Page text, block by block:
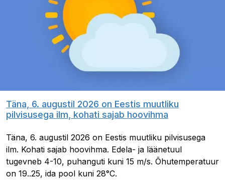
Täna, 6. augustil 2026 on Eestis muutliku
pilvisusega ilm, kohati sajab hoovihma
Täna, 6. augustil 2026 on Eestis muutliku pilvisusega
ilm. Kohati sajab hoovihma. Edela- ja läänetuul
tugevneb 4-10, puhanguti kuni 15 m/s. Õhutemperatuur
on 19..25, ida pool kuni 28°C.